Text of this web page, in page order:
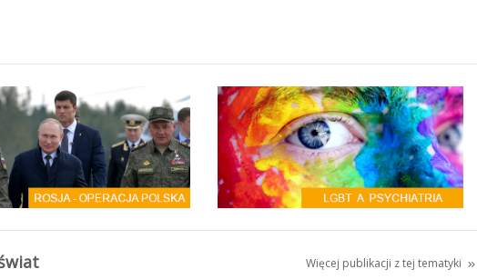
Więcej publikacji z tej tematyki